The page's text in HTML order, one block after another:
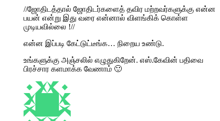
//ஜோதிடத்தால் ஜோதிடர்களைத் தவிர மற்றவர்களுக்கு என்ன
பயன் என்று இது வரை என்னால் விளங்கிக் கொள்ள
முடியவில்லை !//
என்ன இப்படி கேட்டுட்டீங்க… நிறைய உண்டு.
உங்களுக்கு அஞ்சலில் எழுதுகிறேன். எஸ்.கேவின் பதிவை
பிரச்சார களமாக்க வேணாம் 🙂